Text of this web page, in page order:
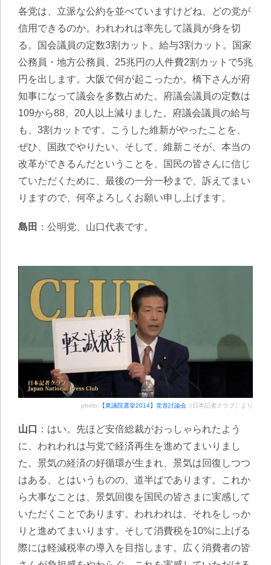
各党は、立派な公約を並べていますけどね、どの党が
信用できるのか。われわれは率先して議員が身を切
る。国会議員の定数3割カット。給与3割カット。国家
公務員・地方公務員、25兆円の人件費2割カットで5兆
円を出します。大阪で何が起こったか。橋下さんが府
知事になって議会を多数占めた。府議会議員の定数は
109から88、20人以上減りました。府議会議員の給与
も、3割カットです。こうした維新がやったことを、
ぜひ、国政でやりたい。そして、維新こそが、本当の
改革ができるんだということを、国民の皆さんに信じ
ていただくために、最後の一分一秒まで、訴えてまい
りますので、何卒よろしくお願い申し上げます。
島田 ：公明党、山口代表です。
photo: 【衆議院選挙2014】党首討論会 （日本記者クラブ）より
山口
：はい。先ほど安倍総裁がおっしゃられたよう
に、われわれは与党で経済再生を進めてまいりまし
た。景気の経済の好循環が生まれ、景気は回復しつつ
はある、とはいうものの、道半ばであります。これか
ら大事なことは、景気回復を国民の皆さまに実感して
いただくことであります。われわれは、それをしっか
りと進めてまいります。そして消費税を10%に上げる
際には軽減税率の導入を目指します。広く消費者の皆